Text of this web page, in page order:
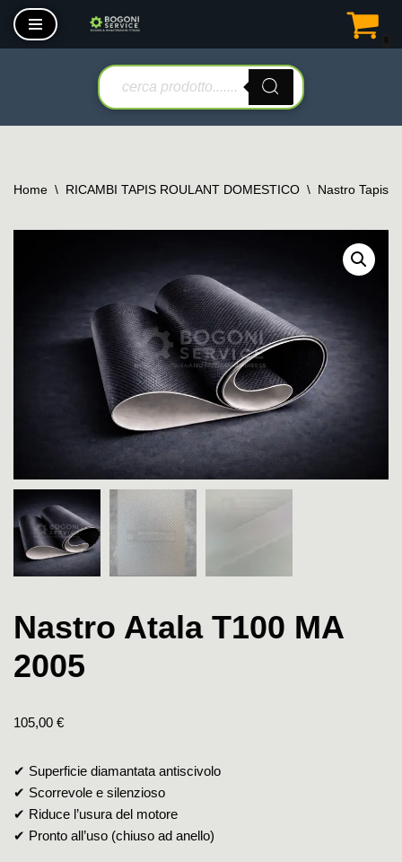
Vai
Home \ RICAMBI TAPIS ROULANT DOMESTICO \ Nastro Tapis
Nastro Atala T100 MA
2005
105,00 €
✔ Superficie diamantata antiscivolo
✔ Scorrevole e silenzioso
✔ Riduce l’usura del motore
✔ Pronto all’uso (chiuso ad anello)